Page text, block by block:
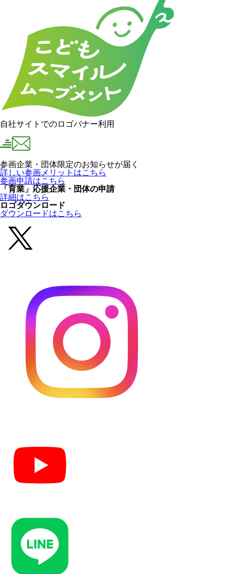
自社サイトでのロゴバナー利用
参画企業・団体限定のお知らせが届く
詳しい参画メリットはこちら
参画申請はこちら
「育業」応援企業・団体の申請
詳細はこちら
ロゴダウンロード
ダウンロードはこちら